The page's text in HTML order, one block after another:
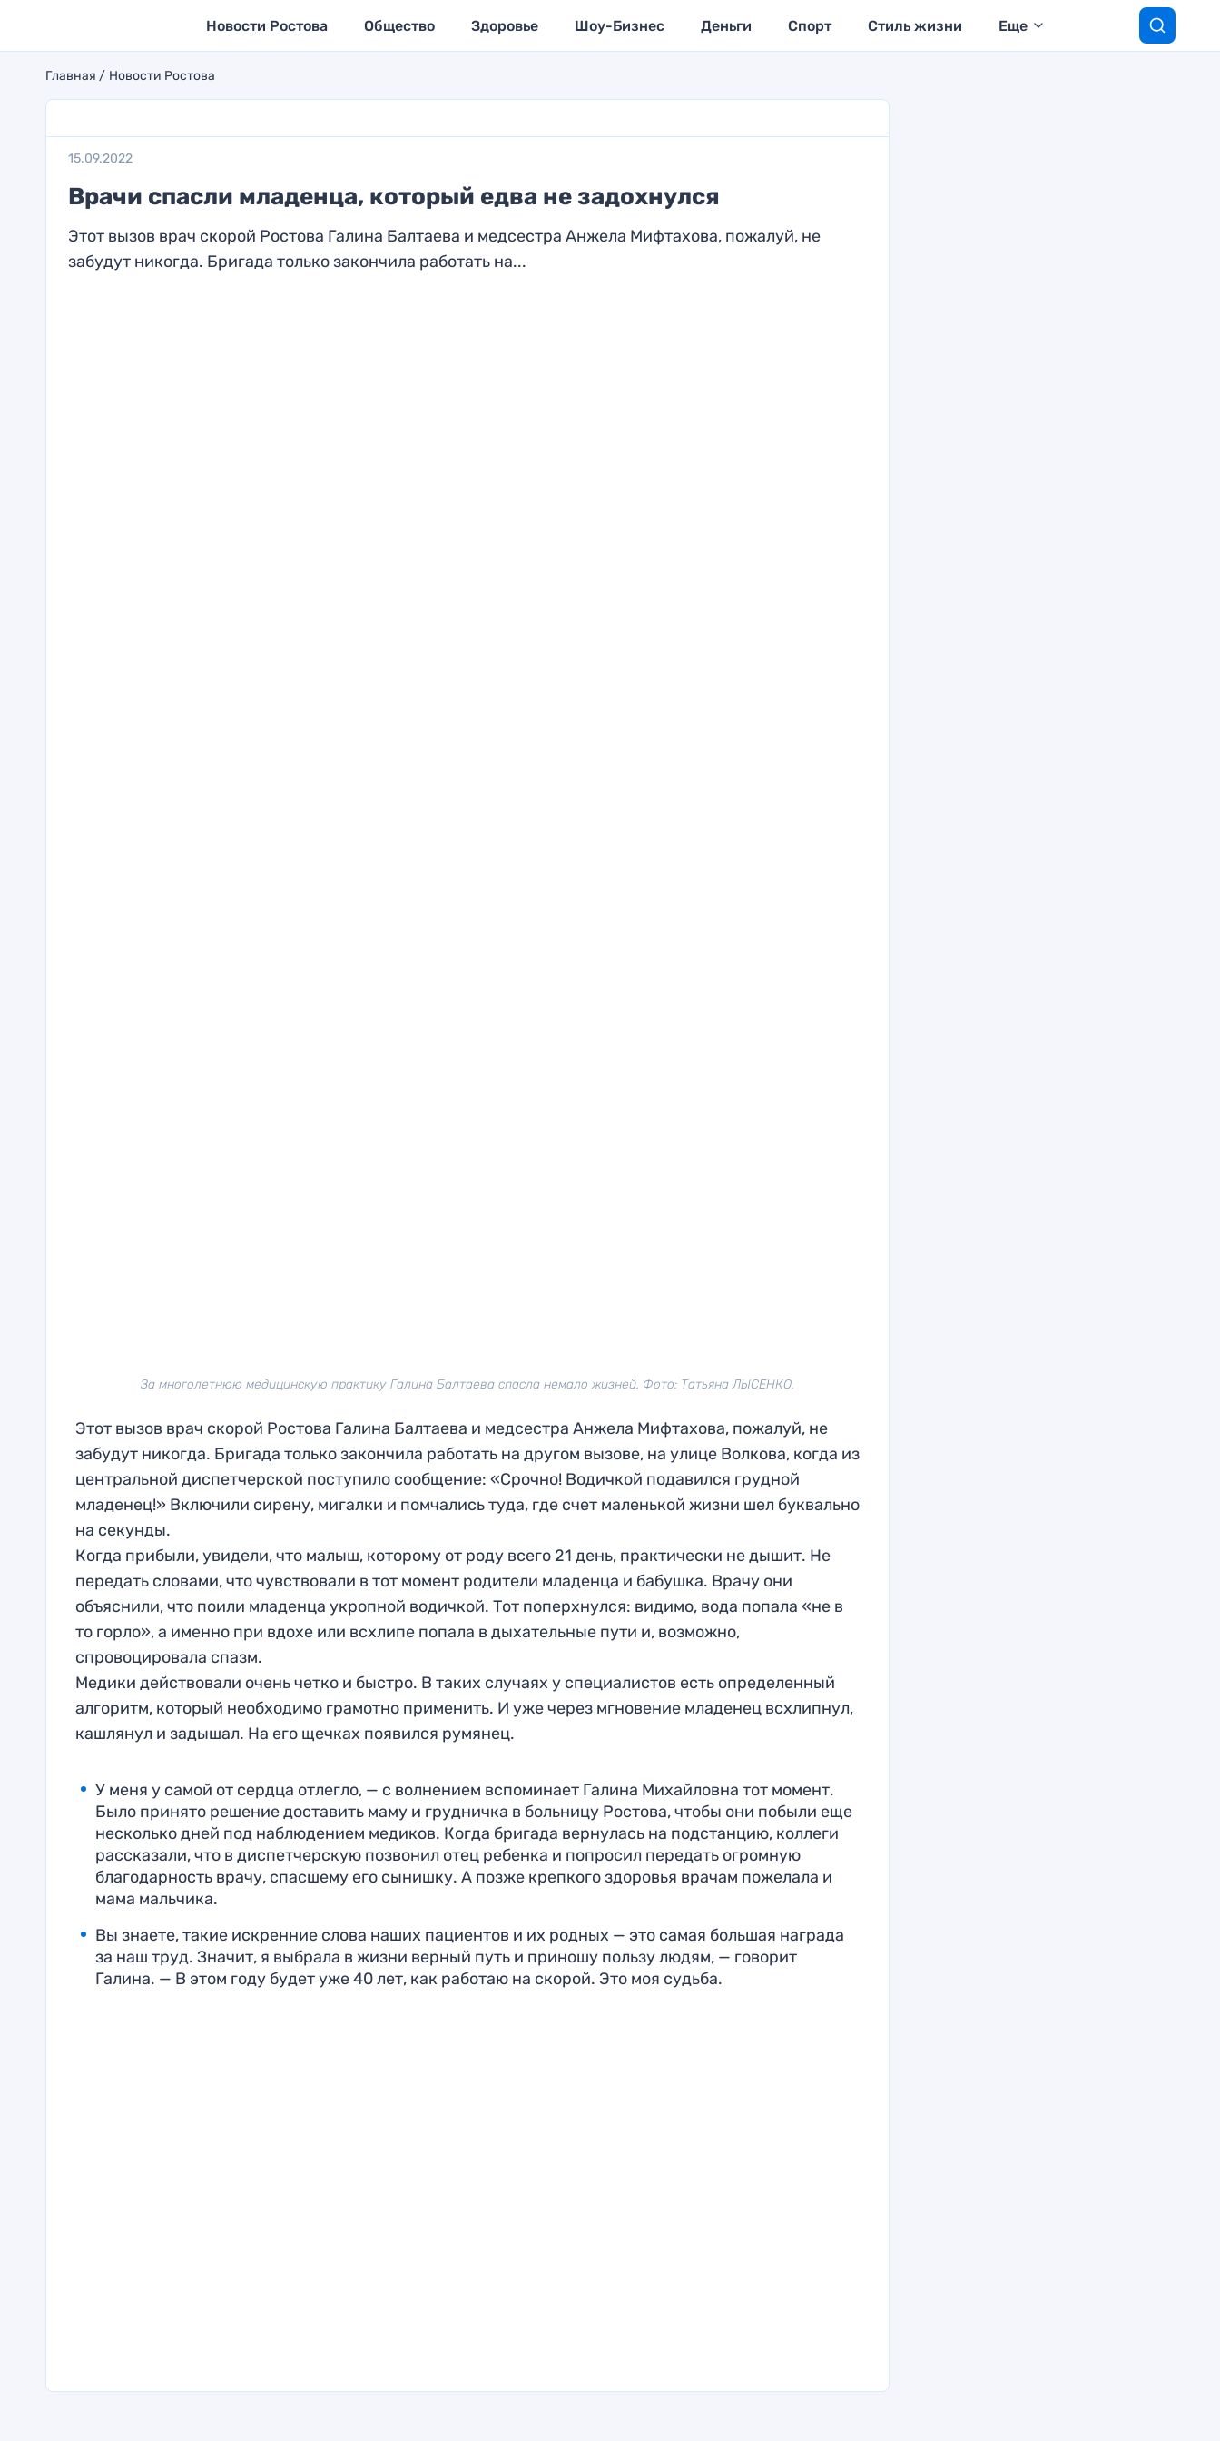
Новости Ростова Общество Здоровье Шоу-Бизнес Деньги Спорт Стиль жизни Еще
Главная Новости Ростова
15.09.2022
Врачи спасли младенца, который едва не задохнулся
Этот вызов врач скорой Ростова Галина Балтаева и медсестра Анжела Мифтахова, пожалуй, не
забудут никогда. Бригада только закончила работать на...
За многолетнюю медицинскую практику Галина Балтаева спасла немало жизней. Фото: Татьяна ЛЫСЕНКО.
Этот вызов врач скорой Ростова Галина Балтаева и медсестра Анжела Мифтахова, пожалуй, не
забудут никогда. Бригада только закончила работать на другом вызове, на улице Волкова, когда из
центральной диспетчерской поступило сообщение: «Срочно! Водичкой подавился грудной
младенец!» Включили сирену, мигалки и помчались туда, где счет маленькой жизни шел буквально
на секунды.
Когда прибыли, увидели, что малыш, которому от роду всего 21 день, практически не дышит. Не
передать словами, что чувствовали в тот момент родители младенца и бабушка. Врачу они
объяснили, что поили младенца укропной водичкой. Тот поперхнулся: видимо, вода попала «не в
то горло», а именно при вдохе или всхлипе попала в дыхательные пути и, возможно,
спровоцировала спазм.
Медики действовали очень четко и быстро. В таких случаях у специалистов есть определенный
алгоритм, который необходимо грамотно применить. И уже через мгновение младенец всхлипнул,
кашлянул и задышал. На его щечках появился румянец.
У меня у самой от сердца отлегло, — с волнением вспоминает Галина Михайловна тот момент.
Было принято решение доставить маму и грудничка в больницу Ростова, чтобы они побыли еще
несколько дней под наблюдением медиков. Когда бригада вернулась на подстанцию, коллеги
рассказали, что в диспетчерскую позвонил отец ребенка и попросил передать огромную
благодарность врачу, спасшему его сынишку. А позже крепкого здоровья врачам пожелала и
мама мальчика.
Вы знаете, такие искренние слова наших пациентов и их родных — это самая большая награда
за наш труд. Значит, я выбрала в жизни верный путь и приношу пользу людям, — говорит
Галина. — В этом году будет уже 40 лет, как работаю на скорой. Это моя судьба.